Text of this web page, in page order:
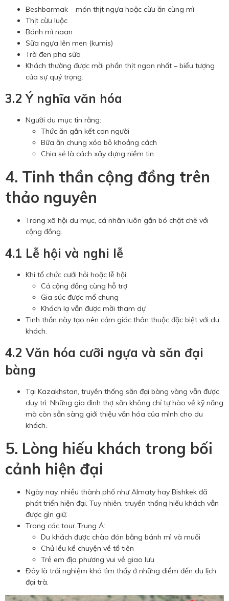
Beshbarmak – món thịt ngựa hoặc cừu ăn cùng mì
Thịt cừu luộc
Bánh mì naan
Sữa ngựa lên men (kumis)
Trà đen pha sữa
Khách thường được mời phần thịt ngon nhất – biểu tượng
của sự quý trọng.
3.2 Ý nghĩa văn hóa
Người du mục tin rằng:
Thức ăn gắn kết con người
Bữa ăn chung xóa bỏ khoảng cách
Chia sẻ là cách xây dựng niềm tin
4. Tinh thần cộng đồng trên
thảo nguyên
Trong xã hội du mục, cá nhân luôn gắn bó chặt chẽ với
cộng đồng.
4.1 Lễ hội và nghi lễ
Khi tổ chức cưới hỏi hoặc lễ hội:
Cả cộng đồng cùng hỗ trợ
Gia súc được mổ chung
Khách lạ vẫn được mời tham dự
Tinh thần này tạo nên cảm giác thân thuộc đặc biệt với du
khách.
4.2 Văn hóa cưỡi ngựa và săn đại
bàng
Tại Kazakhstan, truyền thống săn đại bàng vàng vẫn được
duy trì. Những gia đình thợ săn không chỉ tự hào về kỹ năng
mà còn sẵn sàng giới thiệu văn hóa của mình cho du
khách.
5. Lòng hiếu khách trong bối
cảnh hiện đại
Ngày nay, nhiều thành phố như Almaty hay Bishkek đã
phát triển hiện đại. Tuy nhiên, truyền thống hiếu khách vẫn
được gìn giữ.
Trong các tour Trung Á:
Du khách được chào đón bằng bánh mì và muối
Chủ lều kể chuyện về tổ tiên
Trẻ em địa phương vui vẻ giao lưu
Đây là trải nghiệm khó tìm thấy ở những điểm đến du lịch
đại trà.